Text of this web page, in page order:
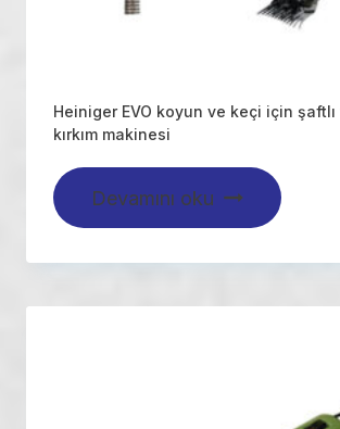
Heiniger EVO koyun ve keçi için
kırkım makinesi
Devamını oku